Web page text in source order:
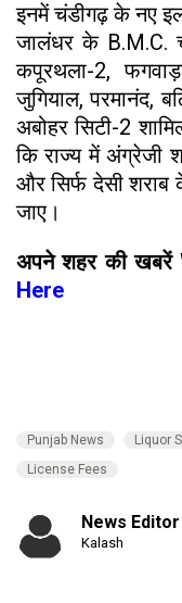
इनमें चंडीगढ़ के नए
जालंधर के B.M.C.
कपूरथला-2,
जुगियाल, परमानंद,
अबोहर सिटी-2
कि राज्य में अंग्रेजी
और सिर्फ देसी शराब
जाए।
अपने शहर की खबरें
Here
Punjab News Liquor
License Fees
News Editor
Kalash